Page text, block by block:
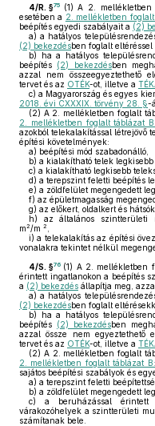
4/R. §75 (1) A 2. mellékletben
esetében a 2. mellékletben
beépítés egyedi szabályait a (2)
a) a hatályos
(2) bekezdésben foglalt
b) ha a hatályos
beépítés (2) bekezdésben
azzal nem összeegyeztethető
tervet és az OTÉK-ot, illetve a
c) a Magyarország és egyes
2018. évi CXXXIX. törvény 28. §-
(2) A 2. mellékletben foglalt
2. mellékletben foglalt táblázat
azokból telekalakítással létrejövő
építési követelmények:
a) beépítési mód szabadonálló,
b) a kialakítható telek
c) a kialakítható legkisebb
d) a terepszint feletti beépítés
e) a zöldfelület megengedett
f) az épületmagasság
g) az előkert, oldalkert és
h) az általános szintterületi
m2/m 2
i) a telekalakítás az építési
vonalakra tekintet nélkül
4/S. §76 (1) A 2. mellékletben
érintett ingatlanokon a beépítés
a (2) bekezdés állapítja meg,
a) a hatályos
(2) bekezdésben foglalt
b) ha a hatályos
beépítés (2) bekezdésben
azzal össze nem egyeztethető
tervet és az OTÉK-ot, illetve a
(2) A 2. mellékletben foglalt
2. mellékletben foglalt táblázat
sajátos beépítési szabályok és
a) a terepszint feletti
b) a zöldfelület megengedett
c) a beruházással érintett
várakozóhelyek a szintterületi
számítanak bele.